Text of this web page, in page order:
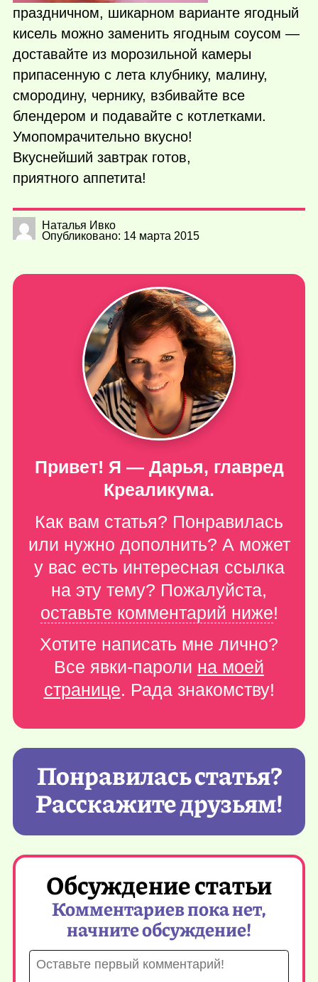
праздничном, шикарном варианте ягодный
кисель можно заменить ягодным соусом —
доставайте из морозильной камеры
припасенную с лета клубнику, малину,
смородину, чернику, взбивайте все
блендером и подавайте с котлетками.
Умопомрачительно вкусно!
Вкуснейший завтрак готов,
приятного аппетита!
Наталья Ивко
Опубликовано: 14 марта 2015
Привет! Я — Дарья, главред
Креаликума.
Как вам статья? Понравилась
или нужно дополнить? А может
у вас есть интересная ссылка
на эту тему? Пожалуйста,
оставьте комментарий ниже!
Хотите написать мне лично?
Все явки-пароли на моей
странице. Рада знакомству!
Понравилась статья?
Расскажите друзьям!
Обсуждение статьи
Комментариев пока нет,
начните обсуждение!